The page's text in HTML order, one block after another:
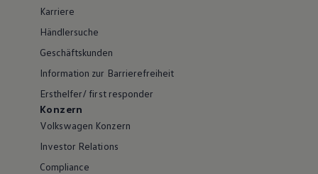
Karriere
Händlersuche
Geschäftskunden
Information zur Barrierefreiheit
Ersthelfer/ first responder
Konzern
Volkswagen Konzern
Investor Relations
Compliance